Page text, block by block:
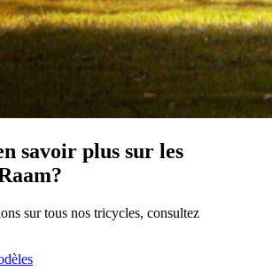
savoir plus sur les
sur tous nos tricycles, consultez